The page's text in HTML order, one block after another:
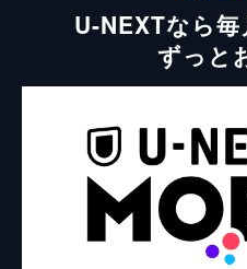
U-NEXTなら
ずっと